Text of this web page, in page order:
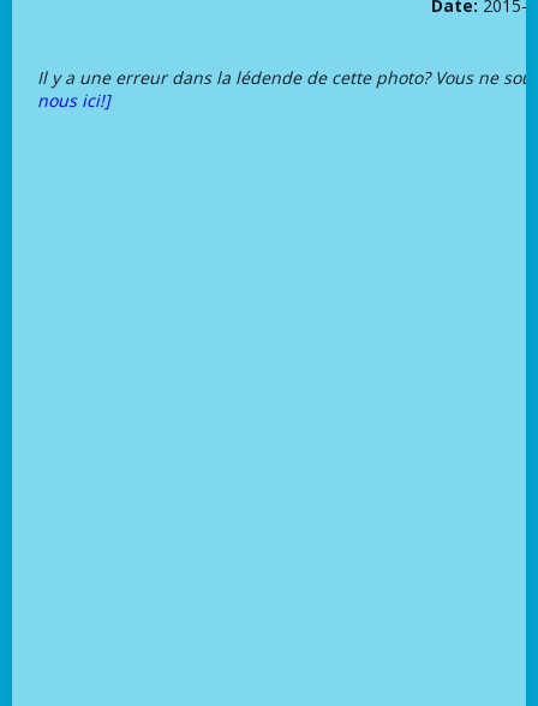
Date: 2015-
Il y a une erreur dans la lédende de cette photo? Vous ne
nous ici!]